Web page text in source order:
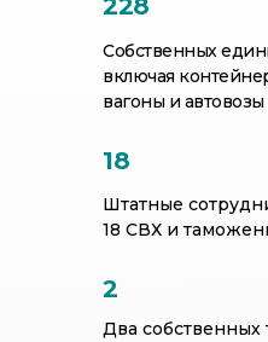
Два
2
Штатные
18 СВХ и
18
Собственных
включая
вагоны и автовозы
228